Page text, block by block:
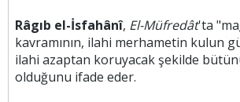
Râgıb el-İsfahânî, El-Müfredât'ta
kavramının, ilahi merhametin kulun
ilahi azaptan koruyacak şekilde
olduğunu ifade eder.